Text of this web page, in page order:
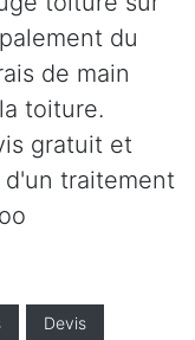
du
de main
toiture.
gratuit et
traitement
Devis